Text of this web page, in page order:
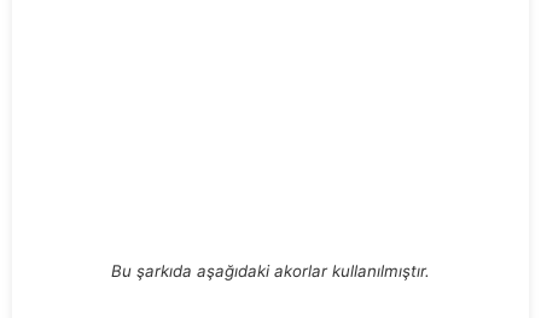
Bu şarkıda aşağıdaki akorlar kullanılmıştır.